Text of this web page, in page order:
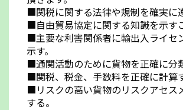
■関税に関する法律や規制を確実に
■自由貿易協定に関する知識を示す
■主要な利害関係者に輸出入ライセ
示す。
■通関活動のために貨物を正確に分
■関税、税金、手数料を正確に計算
■リスクの高い貨物のリスクアセス
する。